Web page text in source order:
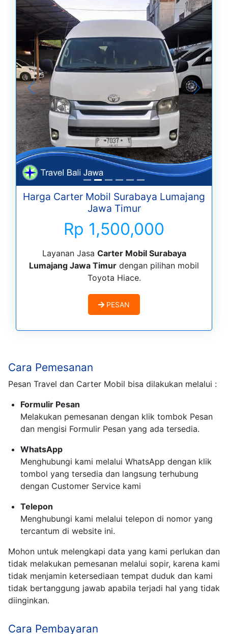
Harga Carter Mobil Surabaya Lumajang
Jawa Timur
Rp 1,500,000
Layanan Jasa Carter Mobil Surabaya
Lumajang Jawa Timur dengan pilihan mobil
Toyota Hiace.
PESAN
Cara Pemesanan
Pesan Travel dan Carter Mobil bisa dilakukan melalui :
Formulir Pesan
Melakukan pemesanan dengan klik tombok Pesan
dan mengisi Formulir Pesan yang ada tersedia.
WhatsApp
Menghubungi kami melalui WhatsApp dengan klik
tombol yang tersedia dan langsung terhubung
dengan Customer Service kami
Telepon
Menghubungi kami melalui telepon di nomor yang
tercantum di website ini.
Mohon untuk melengkapi data yang kami perlukan dan
tidak melakukan pemesanan melalui sopir, karena kami
tidak menjamin ketersediaan tempat duduk dan kami
tidak bertanggung jawab apabila terjadi hal yang tidak
diinginkan.
Cara Pembayaran